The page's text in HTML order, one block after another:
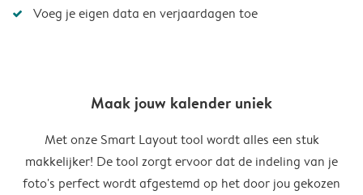
Voeg je eigen data en verjaardagen toe
Maak jouw kalender uniek
Met onze Smart Layout tool wordt alles een stuk
makkelijker! De tool zorgt ervoor dat de indeling van je
foto's perfect wordt afgestemd op het door jou gekozen